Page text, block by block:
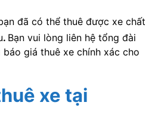
đã có thể thuê được xe chất
. Bạn vui lòng liên hệ tổng đài
báo giá thuê xe chính xác cho
xe tại